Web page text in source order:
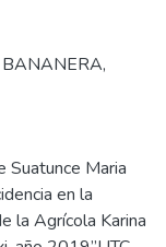
BANANERA,
Suatunce Maria
en la
la Agrícola Karina